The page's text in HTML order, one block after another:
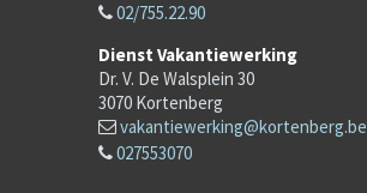
02/755.22.90
Dienst Vakantiewerking
Dr. V. De Walsplein 30
3070 Kortenberg
vakantiewerking@kortenberg.be
027553070